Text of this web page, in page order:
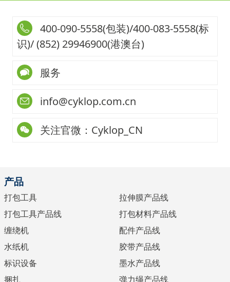
400-090-5558(包装)/400-083-5558(标
识)/ (852) 29946900(港澳台)
服务
info@cyklop.com.cn
关注官微：Cyklop_CN
产品
打包工具
打包工具产品线
缠绕机
水纸机
标识设备
捆扎
拉伸膜产品线
打包材料产品线
配件产品线
胶带产品线
墨水产品线
弹力绳产品线